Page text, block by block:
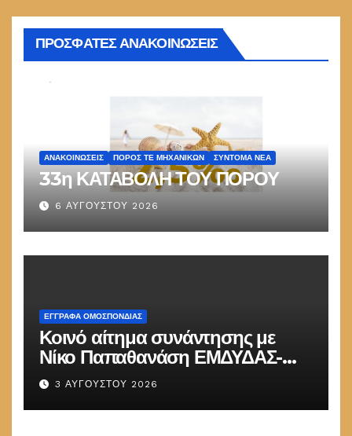
ΠΡΟΣΦΑΤΕΣ ΑΝΑΚΟΙΝΩΣΕΙΣ
ΑΝΑΚΟΙΝΏΣΕΙΣ ΠΌΡΟΣ ΤΕ ΜΗΧΑΝΙΚΏΝ ΣΎΝΤΟΜΑ ΝΈΑ
33η ΚΑΤΑΒΟΛΗ ΤΟΥ ΠΟΡΟΥ
6 ΑΥΓΟΎΣΤΟΥ 2026
ΕΓΓΡΑΦΑ ΟΜΟΣΠΟΝΔΙΑΣ
Κοινό αίτημα συνάντησης με
Νίκο Παπαθανάση ΕΜΔΥΔΑΣ-
ΠΟΜΗΤΕΔΥ
3 ΑΥΓΟΎΣΤΟΥ 2026